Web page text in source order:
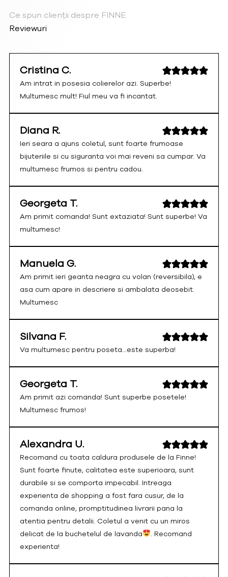
Ce spun clienții despre FINNE
Reviewuri
Cristina C.
Am intrat in posesia colierelor azi. Superbe!
Multumesc mult! Fiul meu va fi incantat.
Diana R.
Ieri seara a ajuns coletul, sunt foarte frumoase
bijuteriile si cu siguranta voi mai reveni sa cumpar. Va
multumesc frumos si pentru cadou.
Georgeta T.
Am primit comanda! Sunt extaziata! Sunt superbe! Va
multumesc!
Manuela G.
Am primit ieri geanta neagra cu volan (reversibila), e
asa cum apare in descriere si ambalata deosebit.
Multumesc
Silvana F.
Va multumesc pentru poseta...este superba!
Georgeta T.
Am primit azi comanda! Sunt superbe posetele!
Multumesc frumos!
Alexandra U.
Recomand cu toata caldura produsele de la Finne!
Sunt foarte finute, calitatea este superioara, sunt
durabile si se comporta impecabil. Intreaga
experienta de shopping a fost fara cusur, de la
comanda online, promptitudinea livrarii pana la
atentia pentru detalii. Coletul a venit cu un miros
delicat de la buchetelul de lavanda
. Recomand
experienta!